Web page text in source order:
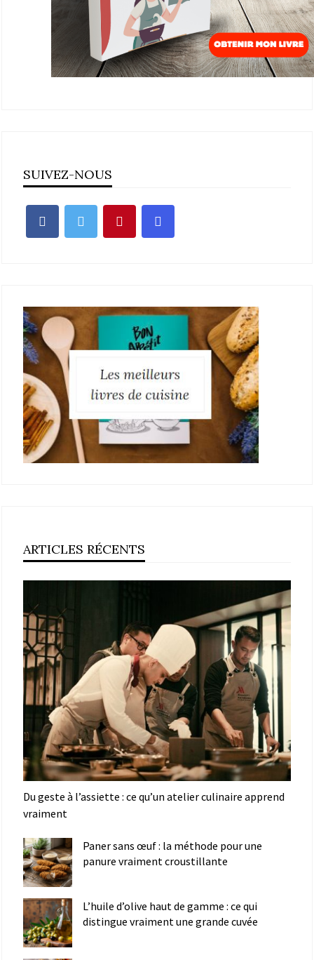
SUIVEZ-NOUS
ARTICLES RÉCENTS
Du geste à l’assiette : ce qu’un atelier culinaire apprend
vraiment
Paner sans œuf : la méthode pour une
panure vraiment croustillante
L’huile d’olive haut de gamme : ce qui
distingue vraiment une grande cuvée